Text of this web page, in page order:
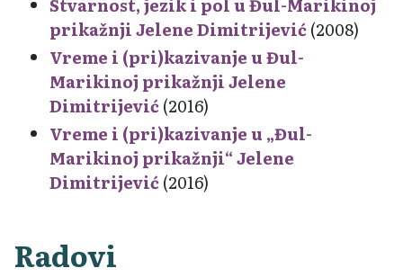
prikažnji Jelene Dimitrijević(2008)
Vreme i (pri)kazivanje u Đul-
Marikinoj prikažnji Jelene
Dimitrijević(2016)
Vreme i (pri)kazivanje u „Đul-
Marikinoj prikažnji“ Jelene
Dimitrijević(2016)
Radovi